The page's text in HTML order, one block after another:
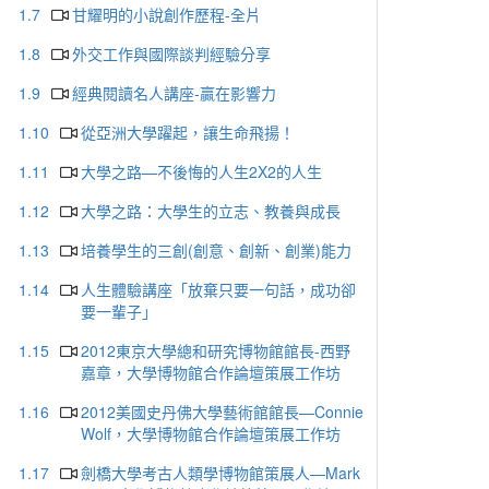
1.7
甘耀明的小說創作歷程-全片
1.8
外交工作與國際談判經驗分享
1.9
經典閱讀名人講座-贏在影響力
1.10
從亞洲大學躍起，讓生命飛揚！
1.11
大學之路—不後悔的人生2X2的人生
1.12
大學之路：大學生的立志、教養與成長
1.13
培養學生的三創(創意、創新、創業)能力
1.14
人生體驗講座「放棄只要一句話，成功卻
要一輩子」
1.15
2012東京大學總和研究博物館館長-西野
嘉章，大學博物館合作論壇策展工作坊
1.16
2012美國史丹佛大學藝術館館長—Connie
Wolf，大學博物館合作論壇策展工作坊
1.17
劍橋大學考古人類學博物館策展人—Mark